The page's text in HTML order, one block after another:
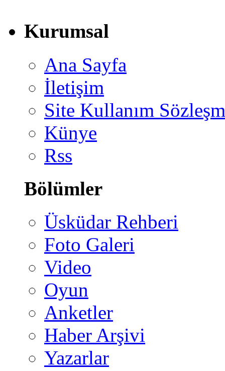
Kurumsal
Ana Sayfa
İletişim
Site Kullanım
Künye
Rss
Bölümler
Üsküdar Rehberi
Foto Galeri
Video
Oyun
Anketler
Haber Arşivi
Yazarlar